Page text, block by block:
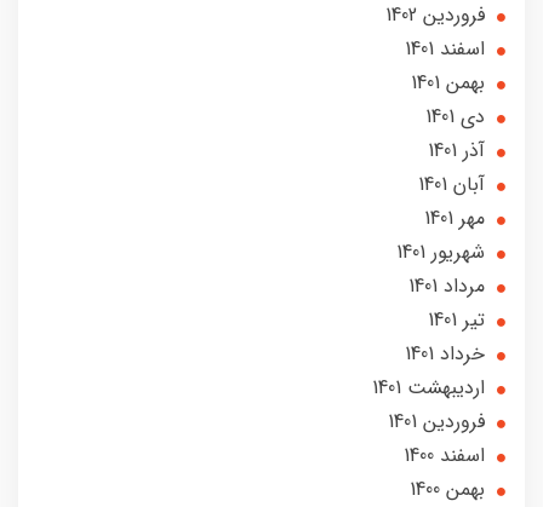
فروردین 1402
اسفند 1401
بهمن 1401
دی 1401
آذر 1401
آبان 1401
مهر 1401
شهریور 1401
مرداد 1401
تير 1401
خرداد 1401
ارديبهشت 1401
فروردین 1401
اسفند 1400
بهمن 1400